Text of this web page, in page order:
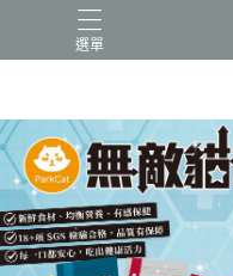
選單
可愛又療癒的貓設計
新
無敵貓糧_全齡貓可食_保
貓用品、貓砂、貓抓板、
貓飼料、主食餐包、主食